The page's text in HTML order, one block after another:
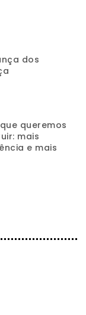
dos
queremos
mais
e mais